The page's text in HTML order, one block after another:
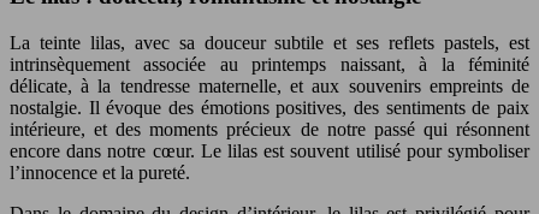
La teinte lilas, avec sa douceur subtile et ses reflets pastels, est
intrinsèquement associée au printemps naissant, à la féminité
délicate, à la tendresse maternelle, et aux souvenirs empreints de
nostalgie. Il évoque des émotions positives, des sentiments de paix
intérieure, et des moments précieux de notre passé qui résonnent
encore dans notre cœur. Le lilas est souvent utilisé pour symboliser
l’innocence et la pureté.